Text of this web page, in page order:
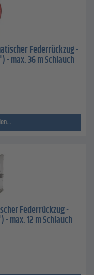
Federrückzug -
- max. 36 m Schlauch
Federrückzug -
max. 12 m Schlauch